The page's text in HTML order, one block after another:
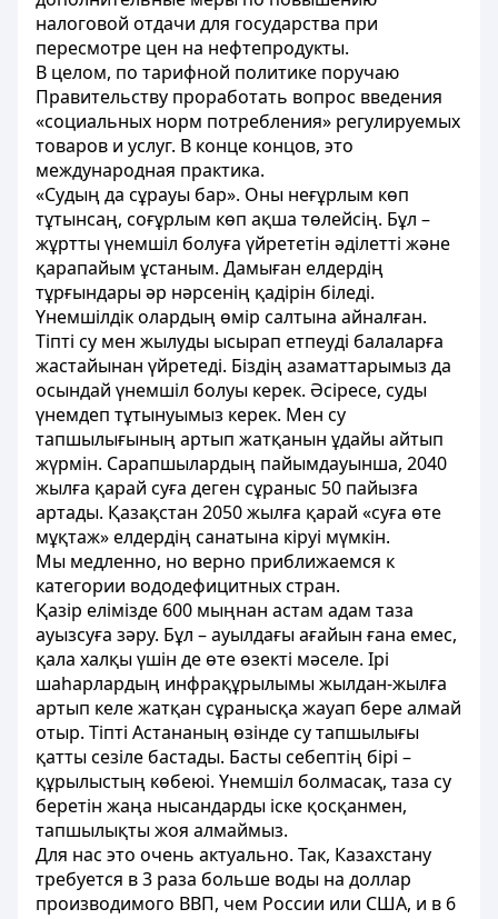
налоговой отдачи для государства при
пересмотре цен на нефтепродукты.
В целом, по тарифной политике поручаю
Правительству проработать вопрос введения
«социальных норм потребления» регулируемых
товаров и услуг. В конце концов, это
международная практика.
«Судың да сұрауы бар». Оны неғұрлым көп
тұтынсаң, соғұрлым көп ақша төлейсің. Бұл –
жұртты үнемшіл болуға үйрететін әділетті және
қарапайым ұстаным. Дамыған елдердің
тұрғындары әр нәрсенің қадірін біледі.
Үнемшілдік олардың өмір салтына айналған.
Тіпті су мен жылуды ысырап етпеуді балаларға
жастайынан үйретеді. Біздің азаматтарымыз да
осындай үнемшіл болуы керек. Әсіресе, суды
үнемдеп тұтынуымыз керек. Мен су
тапшылығының артып жатқанын ұдайы айтып
жүрмін. Сарапшылардың пайымдауынша, 2040
жылға қарай суға деген сұраныс 50 пайызға
артады. Қазақстан 2050 жылға қарай «суға өте
мұқтаж» елдердің санатына кіруі мүмкін.
Мы медленно, но верно приближаемся к
категории вододефицитных стран.
Қазір елімізде 600 мыңнан астам адам таза
ауызсуға зәру. Бұл – ауылдағы ағайын ғана емес,
қала халқы үшін де өте өзекті мәселе. Ірі
шаһарлардың инфрақұрылымы жылдан-жылға
артып келе жатқан сұранысқа жауап бере алмай
отыр. Тіпті Астананың өзінде су тапшылығы
қатты сезіле бастады. Басты себептің бірі –
құрылыстың көбеюі. Үнемшіл болмасақ, таза су
беретін жаңа нысандарды іске қосқанмен,
тапшылықты жоя алмаймыз.
Для нас это очень актуально. Так, Казахстану
требуется в 3 раза больше воды на доллар
производимого ВВП, чем России или США, и в 6